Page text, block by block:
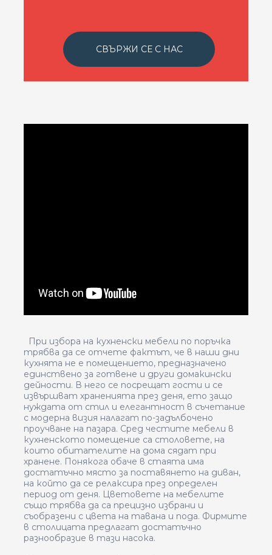
СВЪРЖИ СЕ С НАС
При избора на кухненски мебели по поръчка
трябва да се отчете фактът, че в наши дни
кухнята не е помещението, предназначено
единствено за готвене и други домакински
дейности. В него се посрещат гости и се
извършват храненията през деня, ето защо
нуждата от стил и елегантност в съчетание
с модерна визия налагат по-задълбочено
проучване на пазара. Сред честите мебели в
кухненското помещение са столовете, на
които обитателите на дома сядат при
хранене. Понякога обаче в стаята има
достатъчно място за поставянето на диван,
на който да се релаксира през определен
период от деня. Цветовете на мебелите
също трябва да са прецизно избрани и
съобразени с цвета на тавана и пода. Фирмите
в столицата предлагат достатъчно
разнообразие в тази насока.